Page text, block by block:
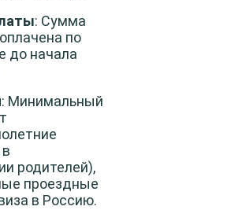
: Сумма
по
до начала
: Минимальный
родителей),
проездные
в Россию.